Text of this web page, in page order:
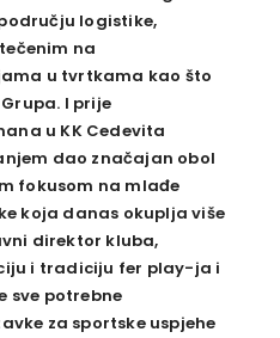
logistike,
na
u tvrtkama kao što
I prije
u KK Cedevita
dao značajan obol
fokusom na mlađe
koja danas okuplja više
direktor kluba,
i tradiciju fer play-ja i
sve potrebne
za sportske uspjehe